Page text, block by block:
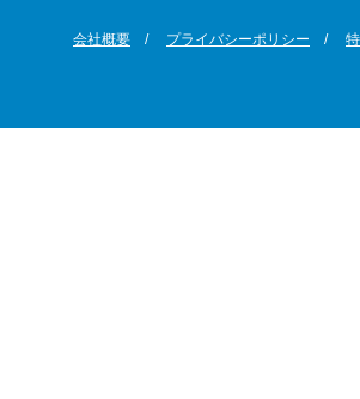
会社概要 プライバシーポリシー